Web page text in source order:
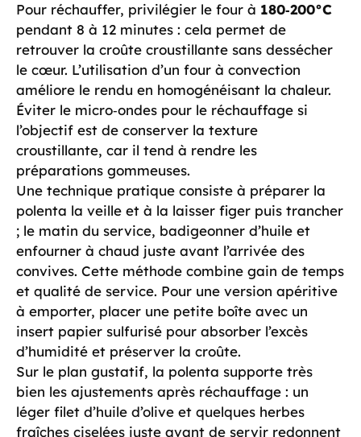
Pour réchauffer, privilégier le four à 180‑200°C
pendant 8 à 12 minutes : cela permet de
retrouver la croûte croustillante sans dessécher
le cœur. L’utilisation d’un four à convection
améliore le rendu en homogénéisant la chaleur.
Éviter le micro‑ondes pour le réchauffage si
l’objectif est de conserver la texture
croustillante, car il tend à rendre les
préparations gommeuses.
Une technique pratique consiste à préparer la
polenta la veille et à la laisser figer puis trancher
; le matin du service, badigeonner d’huile et
enfourner à chaud juste avant l’arrivée des
convives. Cette méthode combine gain de temps
et qualité de service. Pour une version apéritive
à emporter, placer une petite boîte avec un
insert papier sulfurisé pour absorber l’excès
d’humidité et préserver la croûte.
Sur le plan gustatif, la polenta supporte très
bien les ajustements après réchauffage : un
léger filet d’huile d’olive et quelques herbes
fraîches ciselées juste avant de servir redonnent